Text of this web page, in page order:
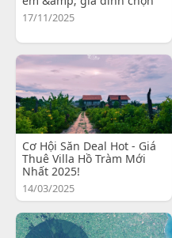
17/11/2025
Cơ Hội Săn Deal Hot - Giá
Thuê Villa Hồ Tràm Mới
Nhất 2025!
14/03/2025